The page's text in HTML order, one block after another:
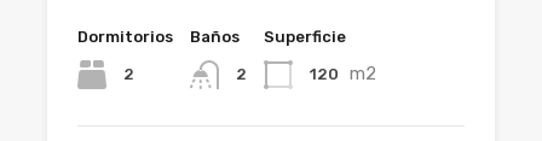
Dormitorios
2
Baños
2
Superficie
120 m2